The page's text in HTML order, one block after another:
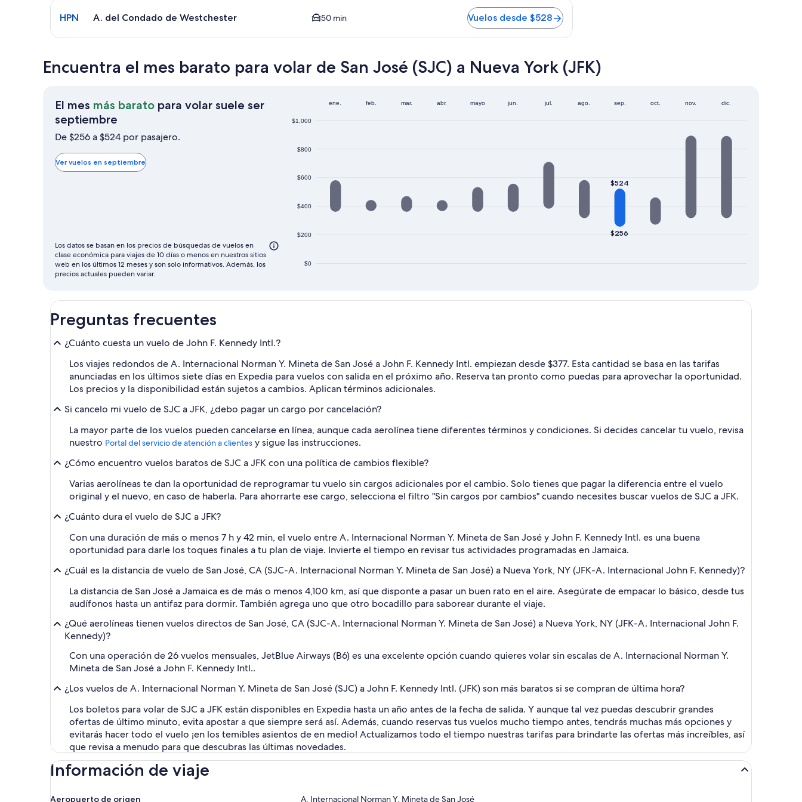
Seleccionar vuelo a A. del Condado de Westchester HPN. El tiempo promedio del trayecto en auto al centro es de 50 minutos. Vuelos desde $528
HPN A. del Condado de Westchester 50 min Vuelos desde $528
Encuentra el mes barato para volar de San José (SJC) a Nueva York (JFK)
El mes más barato para volar suele ser
septiembre
mes
barato
para
De $256 a $524 por pasajero.
Ver vuelos en septiembre
$0
$200
$400
$600
$800
$1,000
ene. feb. mar. abr. mayo jun. jul. ago. sep. oct. nov. dic.
$256
$524
Los datos se basan en los precios de búsquedas de vuelos en
clase económica para viajes de 10 días o menos en nuestros sitios
web en los últimos 12 meses y son solo informativos. Además, los
precios actuales pueden variar.
Preguntas frecuentes
¿Cuánto cuesta un vuelo de John F. Kennedy Intl.?
Los viajes redondos de A. Internacional Norman Y. Mineta de San José a John F. Kennedy Intl. empiezan desde $377. Esta cantidad se basa en las tarifas
anunciadas en los últimos siete días en Expedia para vuelos con salida en el próximo año. Reserva tan pronto como puedas para aprovechar la oportunidad.
Los precios y la disponibilidad están sujetos a cambios. Aplican términos adicionales.
Si cancelo mi vuelo de SJC a JFK, ¿debo pagar un cargo por cancelación?
La mayor parte de los vuelos pueden cancelarse en línea, aunque cada aerolínea tiene diferentes términos y condiciones. Si decides cancelar tu vuelo, revisa
nuestro Portal del servicio de atención a clientes y sigue las instrucciones.
¿Cómo encuentro vuelos baratos de SJC a JFK con una política de cambios flexible?
Varias aerolíneas te dan la oportunidad de reprogramar tu vuelo sin cargos adicionales por el cambio. Solo tienes que pagar la diferencia entre el vuelo
original y el nuevo, en caso de haberla. Para ahorrarte ese cargo, selecciona el filtro "Sin cargos por cambios" cuando necesites buscar vuelos de SJC a JFK.
¿Cuánto dura el vuelo de SJC a JFK?
Con una duración de más o menos 7 h y 42 min, el vuelo entre A. Internacional Norman Y. Mineta de San José y John F. Kennedy Intl. es una buena
oportunidad para darle los toques finales a tu plan de viaje. Invierte el tiempo en revisar tus actividades programadas en Jamaica.
¿Cuál es la distancia de vuelo de San José, CA (SJC-A. Internacional Norman Y. Mineta de San José) a Nueva York, NY (JFK-A. Internacional John F. Kennedy)?
La distancia de San José a Jamaica es de más o menos 4,100 km, así que disponte a pasar un buen rato en el aire. Asegúrate de empacar lo básico, desde tus
audífonos hasta un antifaz para dormir. También agrega uno que otro bocadillo para saborear durante el viaje.
¿Qué aerolíneas tienen vuelos directos de San José, CA (SJC-A. Internacional Norman Y. Mineta de San José) a Nueva York, NY (JFK-A. Internacional John F.
Kennedy)?
Con una operación de 26 vuelos mensuales, JetBlue Airways (B6) es una excelente opción cuando quieres volar sin escalas de A. Internacional Norman Y.
Mineta de San José a John F. Kennedy Intl..
¿Los vuelos de A. Internacional Norman Y. Mineta de San José (SJC) a John F. Kennedy Intl. (JFK) son más baratos si se compran de última hora?
Los boletos para volar de SJC a JFK están disponibles en Expedia hasta un año antes de la fecha de salida. Y aunque tal vez puedas descubrir grandes
ofertas de último minuto, evita apostar a que siempre será así. Además, cuando reservas tus vuelos mucho tiempo antes, tendrás muchas más opciones y
evitarás hacer todo el vuelo ¡en los temibles asientos de en medio! Actualizamos todo el tiempo nuestras tarifas para brindarte las ofertas más increíbles, así
que revisa a menudo para que descubras las últimas novedades.
Información de viaje
Aeropuerto de origen A. Internacional Norman Y. Mineta de San José